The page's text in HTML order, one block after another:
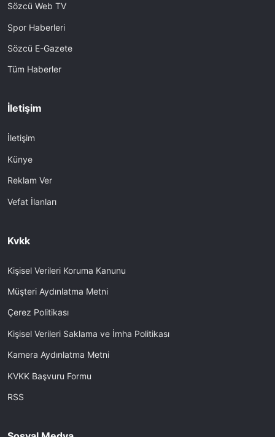
Sözcü Web TV
Spor Haberleri
Sözcü E-Gazete
Tüm Haberler
İletişim
İletişim
Künye
Reklam Ver
Vefat İlanları
Kvkk
Kişisel Verileri Koruma Kanunu
Müşteri Aydınlatma Metni
Çerez Politikası
Kişisel Verileri Saklama ve İmha Politikası
Kamera Aydınlatma Metni
KVKK Başvuru Formu
RSS